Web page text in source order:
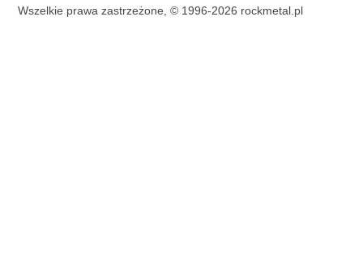
Wszelkie prawa zastrzeżone, © 1996-2026 rockmetal.pl